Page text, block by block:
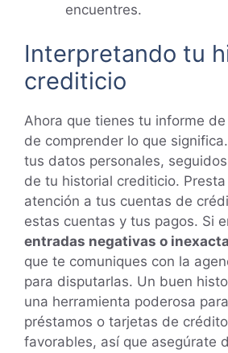
encuentres.
Interpretando tu
crediticio
Ahora que tienes tu informe
de comprender lo que
tus datos personales,
de tu historial crediticio.
atención a tus cuentas de
estas cuentas y tus pagos. Si
entradas negativas o
que te comuniques con la
para disputarlas. Un buen
una herramienta poderosa
préstamos o tarjetas de
favorables, así que asegúrate